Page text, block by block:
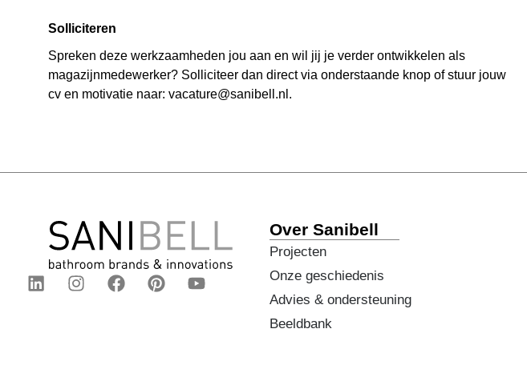
Solliciteren
Spreken deze werkzaamheden jou aan en wil jij je verder ontwikkelen als
magazijnmedewerker? Solliciteer dan direct via onderstaande knop of stuur jouw
cv en motivatie naar: vacature@sanibell.nl.
Over Sanibell
Projecten
Onze geschiedenis
Advies & ondersteuning
Beeldbank